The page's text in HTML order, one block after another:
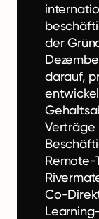
der
darauf,
Verträge
Remote-
Co-